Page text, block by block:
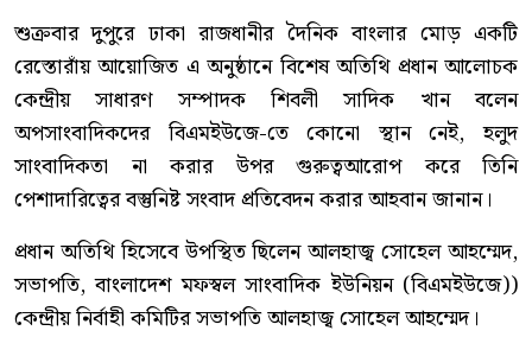
শুক্রবার দুপুরে ঢাকা রাজধানীর দৈনিক বাংলার মোড় একটি
রেস্তোরাঁয় আয়োজিত এ অনুষ্ঠানে বিশেষ অতিথি প্রধান আলোচক
কেন্দ্রীয় সাধারণ সম্পাদক শিবলী সাদিক খান বলেন
অপসাংবাদিকদের বিএমইউজে-তে কোনো স্থান নেই, হলুদ
সাংবাদিকতা না করার উপর গুরুত্বআরোপ করে তিনি
পেশাদারিত্বের বস্তুনিষ্ট সংবাদ প্রতিবেদন করার আহবান জানান।
প্রধান অতিথি হিসেবে উপস্থিত ছিলেন আলহাজ্ব সোহেল আহম্মেদ,
সভাপতি, বাংলাদেশ মফস্বল সাংবাদিক ইউনিয়ন (বিএমইউজে))
কেন্দ্রীয় নির্বাহী কমিটির সভাপতি আলহাজ্ব সোহেল আহম্মেদ।